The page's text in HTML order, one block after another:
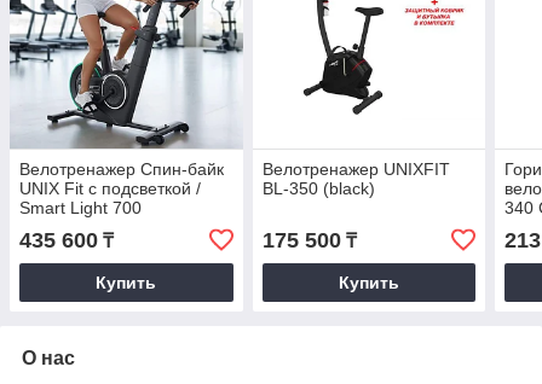
Велотренажер Спин-байк
UNIX Fit с подсветкой /
Smart Light 700
435 600 ₸
Купить
Велотренажер UNIXFIT
BL-350 (black)
175 500₸
Купить
340
О нас